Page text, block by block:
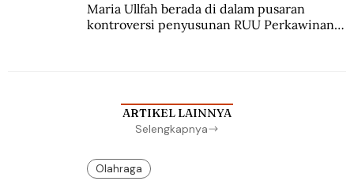
Maria Ullfah berada di dalam pusaran
kontroversi penyusunan RUU Perkawinan.
ARTIKEL LAINNYA
Selengkapnya
Olahraga